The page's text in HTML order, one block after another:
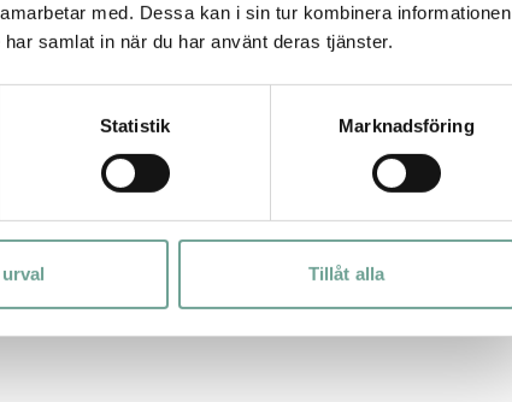
med. Dessa kan i sin tur kombinera informationen
samlat in när du har använt deras tjänster.
Statistik Marknadsföring
Tillåt alla
eller möbler som en
livslängden, reparera och
ekonomi påverkas.
lager av fullt fungerande
miljövinst.